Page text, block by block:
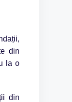
din
la o
din